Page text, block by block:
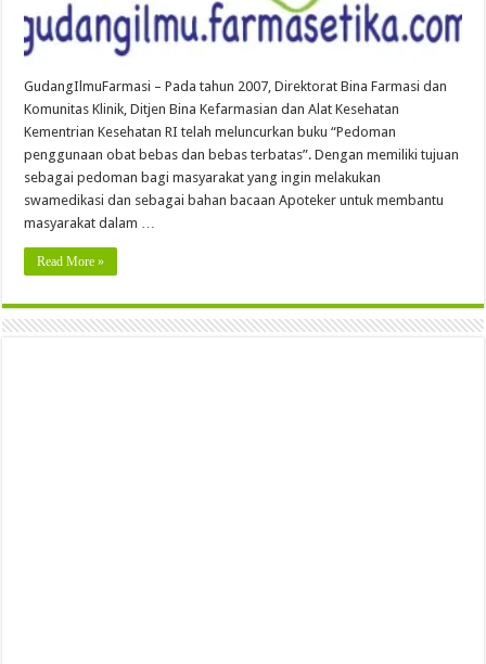
GudangIlmuFarmasi – Pada tahun 2007, Direktorat Bina Farmasi dan
Komunitas Klinik, Ditjen Bina Kefarmasian dan Alat Kesehatan
Kementrian Kesehatan RI telah meluncurkan buku “Pedoman
penggunaan obat bebas dan bebas terbatas”. Dengan memiliki tujuan
sebagai pedoman bagi masyarakat yang ingin melakukan
swamedikasi dan sebagai bahan bacaan Apoteker untuk membantu
masyarakat dalam …
Read More »